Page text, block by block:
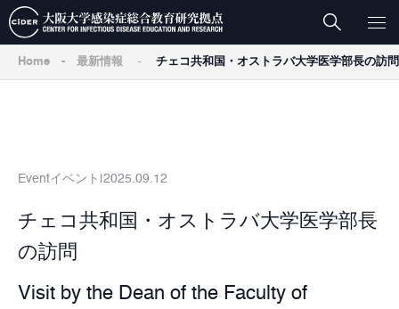
Home - 最新情報 - チェコ共和国・オストラバ大学医学部長の訪問
Eventイベント 2025.09.12
チェコ共和国・オストラバ大学医学部長
の訪問
Visit by the Dean of the Faculty of